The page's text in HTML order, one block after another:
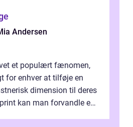
Andersen
et populært fænomen,
for enhver at tilføje en
dimension til deres
kan man forvandle en